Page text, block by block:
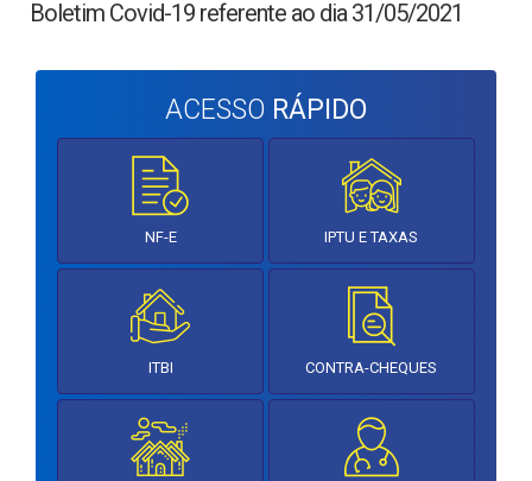
Boletim Covid-19 referente ao dia 31/05/2021
ACESSO RÁPIDO
NF-E IPTU E TAXAS
ITBI CONTRA-CHEQUES